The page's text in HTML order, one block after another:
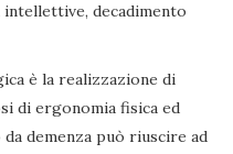
decadimento
è la realizzazione di
di ergonomia fisica ed
demenza può riuscire ad